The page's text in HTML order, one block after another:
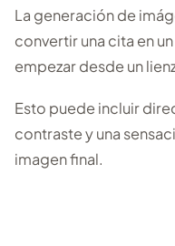
La generación de
convertir una cita en
empezar desde un
Esto puede incluir
contraste y una
imagen final.